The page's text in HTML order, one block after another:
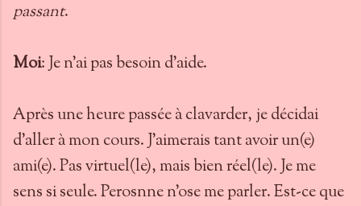
passant.
Moi: Je n'ai pas besoin d'aide.
Après une heure passée à clavarder, je décidai
d'aller à mon cours. J'aimerais tant avoir un(e)
ami(e). Pas virtuel(le), mais bien réel(le). Je me
sens si seule. Perosnne n'ose me parler. Est-ce que